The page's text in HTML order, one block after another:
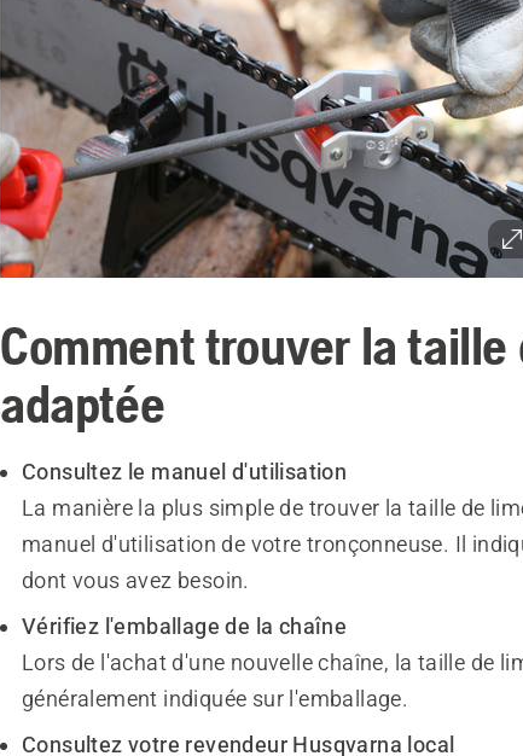
Comment trouver la taille
adaptée
Consultez le manuel d'utilisation
La manière la plus simple de trouver la taille de
manuel d'utilisation de votre tronçonneuse. Il
dont vous avez besoin.
Vérifiez l'emballage de la chaîne
Lors de l'achat d'une nouvelle chaîne, la taille de
généralement indiquée sur l'emballage.
Consultez votre revendeur Husqvarna local